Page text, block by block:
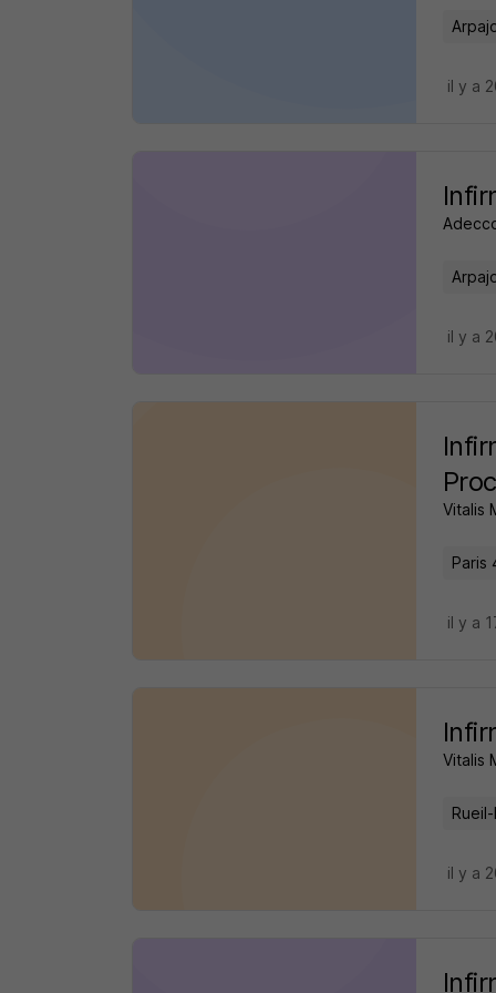
il y a
il y a
Vitalis
Paris
il y a
Vitalis
il y a